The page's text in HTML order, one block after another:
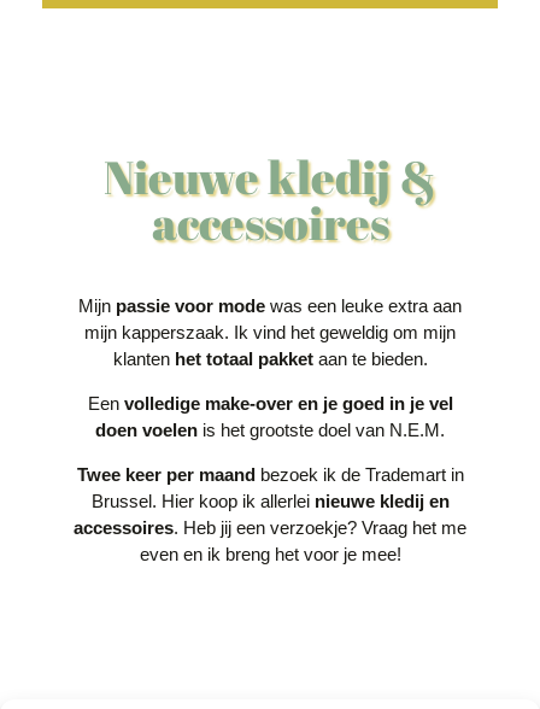
Nieuwe kledij &
accessoires
Mijn passie voor mode was een leuke extra aan
mijn kapperszaak. Ik vind het geweldig om mijn
klanten het totaal pakketaan te bieden.
Een volledige make-over en je goed in je vel
doen voelen is het grootste doel van N.E.M.
Twee keer per maandbezoek ik de Trademart in
Brussel. Hier koop ik allerlei nieuwe kledij en
accessoires. Heb jij een verzoekje? Vraag het me
even en ik breng het voor je mee!